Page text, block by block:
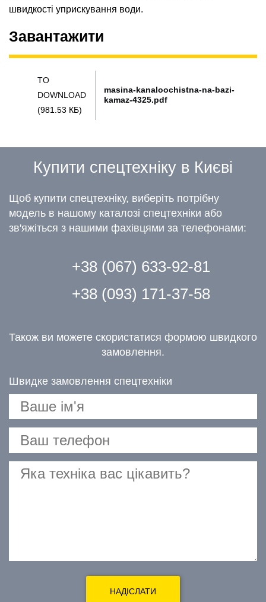
швидкості уприскування води.
Завантажити
TO
DOWNLOAD
(981.53 КБ)
masina-kanaloochistna-na-bazi-
kamaz-4325.pdf
Купити спецтехніку в Києві
Щоб купити спецтехніку, виберіть потрібну
модель в нашому каталозі спецтехніки або
зв'яжіться з нашими фахівцями за телефонами:
+38 (067) 633-92-81
+38 (093) 171-37-58
Також ви можете скористатися формою швидкого
замовлення.
Швидке замовлення спецтехніки
НАДІСЛАТИ